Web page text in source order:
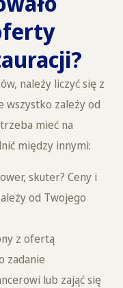
należy liczyć się z
wszystko zależy od
mieć na
między innymi:
skuter? Ceny i
od Twojego
z ofertą
zadanie
lub zająć się